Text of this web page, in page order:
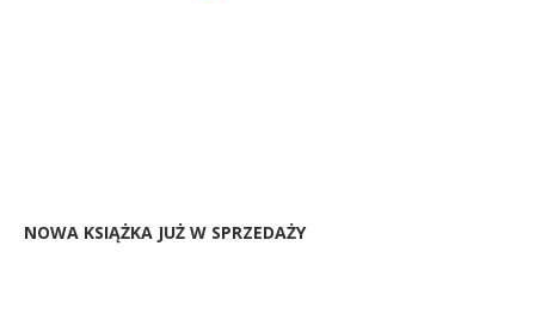
NOWA KSIĄŻKA JUŻ W SPRZEDAŻY